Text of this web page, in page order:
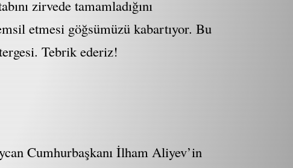
zirvede tamamladığını
etmesi göğsümüzü kabartıyor. Bu
Tebrik ederiz!
Cumhurbaşkanı İlham Aliyev’in